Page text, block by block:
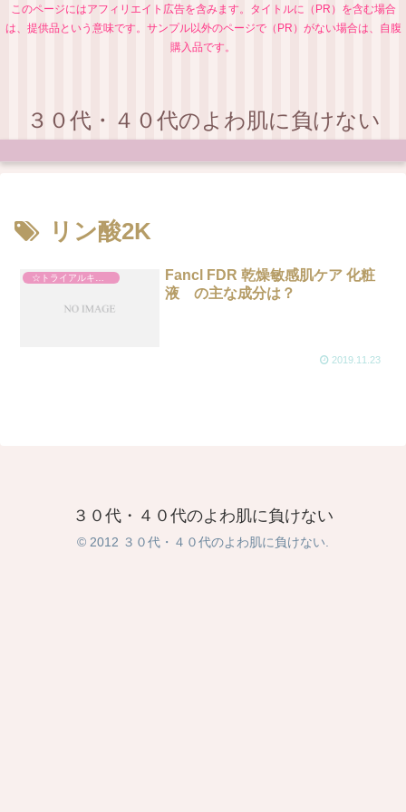
このページにはアフィリエイト広告を含みます。タイトルに（PR）を含む場合
は、提供品という意味です。サンプル以外のページで（PR）がない場合は、自腹
購入品です。
３０代・４０代のよわ肌に負けない
リン酸2K
Fancl FDR 乾燥敏感肌ケア 化粧
液 の主な成分は？
2019.11.23
３０代・４０代のよわ肌に負けない
© 2012 ３０代・４０代のよわ肌に負けない.